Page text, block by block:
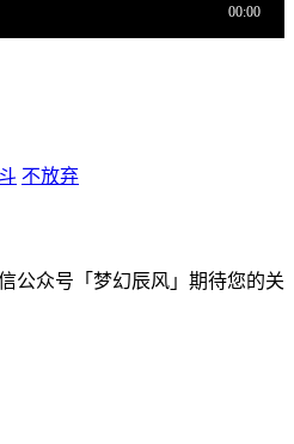
不放弃
公众号「梦幻辰风」期待您的关